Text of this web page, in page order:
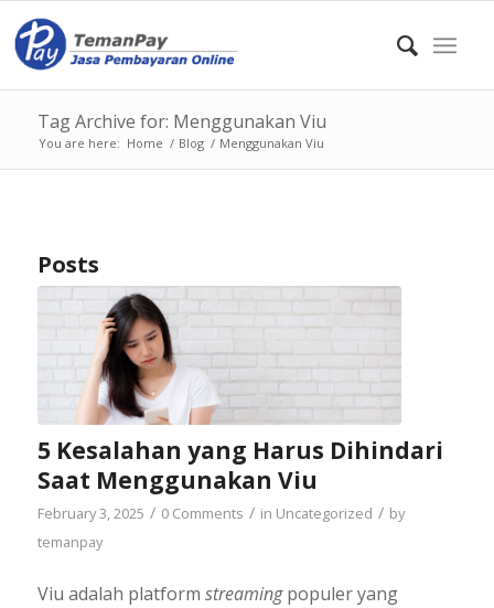
Tag Archive for: Menggunakan Viu
You are here: Home / Blog / Menggunakan Viu
Posts
5 Kesalahan yang Harus Dihindari
Saat Menggunakan Viu
February 3, 2025 / 0 Comments / in Uncategorized / by
temanpay
Viu adalah platform streamingpopuler yang